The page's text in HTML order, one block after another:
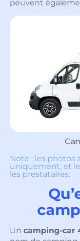
peuvent
Note : les photos
uniquement, et
les prestataires.
Un camping-car